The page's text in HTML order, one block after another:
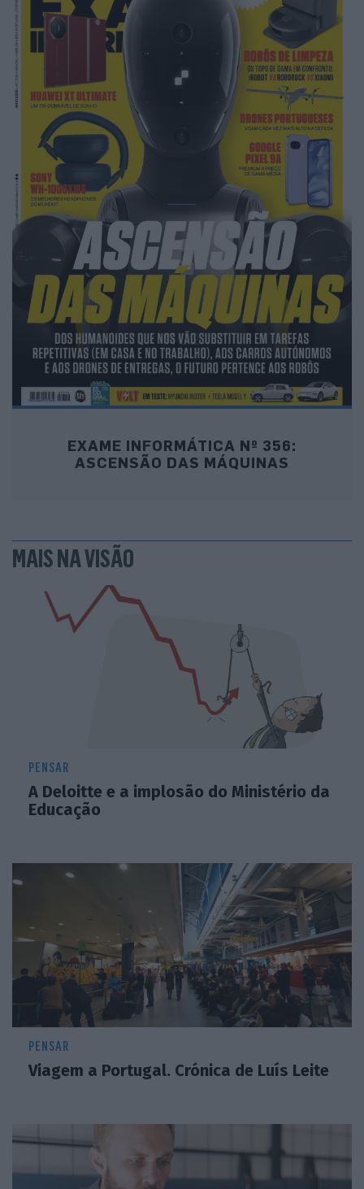
EXAME INFORMÁTICA Nº 356:
ASCENSÃO DAS MÁQUINAS
MAIS NA VISÃO
PENSAR
A Deloitte e a implosão do Ministério da
Educação
PENSAR
Viagem a Portugal. Crónica de Luís Leite